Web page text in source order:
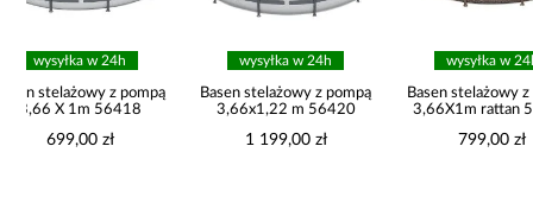
wysyłka w 24h
Basen stelażowy z pompą
3,66x1,22 m 56420
1 199,00 zł
wysyłka w 24h
Basen stelażowy z pompą
3,66X1m rattan 56709
799,00 zł